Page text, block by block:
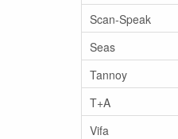
Scan-Speak
Seas
Tannoy
T+A
Vifa